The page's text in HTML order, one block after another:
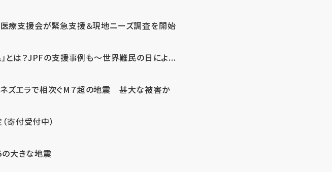
療支援会が緊急支援＆現地ニーズ調査を開始
とは？JPFの支援事例も～世界難民の日によ...
ズエラで相次ぐM７超の地震 甚大な被害か
寄付受付中）
の大きな地震